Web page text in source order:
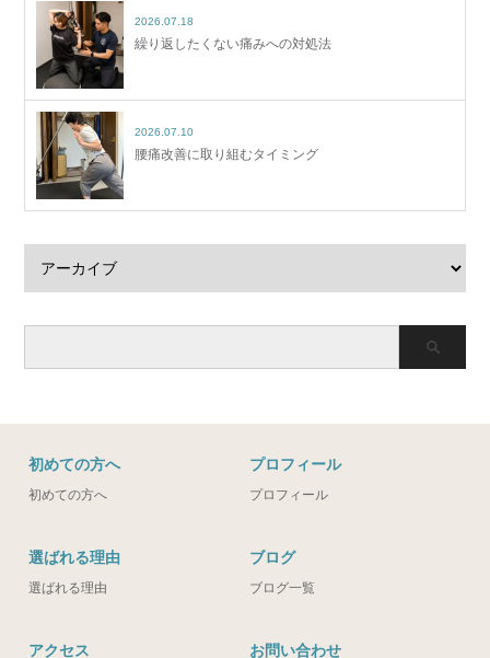
2026.07.18
繰り返したくない痛みへの対処法
2026.07.10
腰痛改善に取り組むタイミング
初めての方へ
初めての方へ
プロフィール
プロフィール
選ばれる理由
選ばれる理由
ブログ
ブログ一覧
アクセス お問い合わせ